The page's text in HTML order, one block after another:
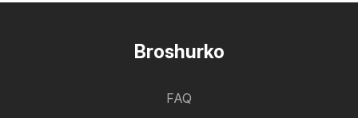
Broshurko
FAQ